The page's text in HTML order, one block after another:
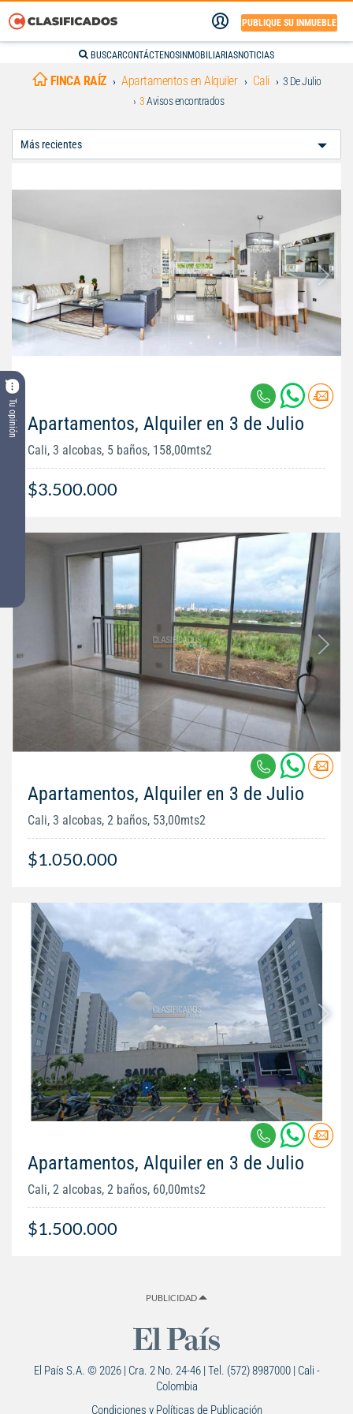
PUBLIQUE SU INMUEBLE
BUSCARCONTÁCTENOS INMOBILIARIASNOTICIAS
Tu opinión
FINCA RAÍZ Apartamentos en Alquiler Cali
3 De Julio
3Avisos encontrados
Apartamentos, Alquiler en 3 de Julio
Cali, 3 alcobas, 5 baños, 158,00mts2
$3.500.000
Apartamentos, Alquiler en 3 de Julio
Cali, 3 alcobas, 2 baños, 53,00mts2
$1.050.000
Apartamentos, Alquiler en 3 de Julio
Cali, 2 alcobas, 2 baños, 60,00mts2
$1.500.000
PUBLICIDAD
El País S.A. © 2026 | Cra. 2 No. 24-46 | Tel. (572) 8987000 | Cali -
Colombia
Condiciones y Políticas de Publicación